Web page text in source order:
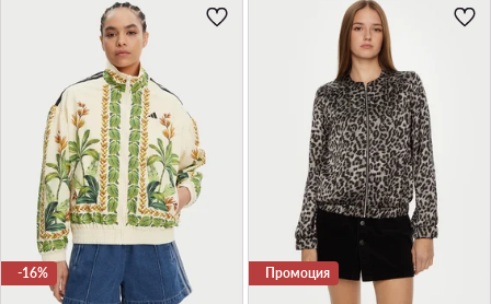
-16% Промоция